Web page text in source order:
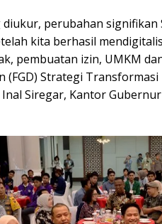
diukur, perubahan
kita berhasil
pembuatan izin, UMKM
(FGD) Strategi
Inal Siregar, Kantor